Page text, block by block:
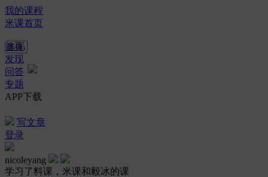
我的课程
米课首页
首页
发现
问答
专题
APP下载
写文章
登录
nicoleyang
学习了料课，米课和毅冰的课